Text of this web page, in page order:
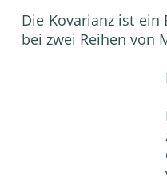
Die Kovarianz ist ein
bei zwei Reihen von